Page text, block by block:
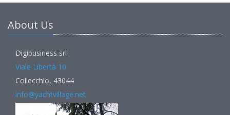
About Us
Digibusiness srl
Viale Libertà 10
Collecchio, 43044
info@yachtvillage.net